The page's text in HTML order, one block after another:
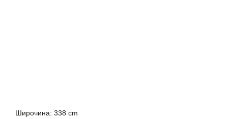
Широчина: 338 cm